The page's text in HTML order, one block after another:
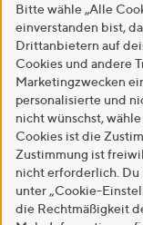
Bitte wähle „Alle
einverstanden bist,
Drittanbietern auf
Cookies und andere
Marketingzwecken
personalisierte und
nicht wünschst,
Cookies ist die
Zustimmung ist
nicht erforderlich.
unter „Cookie-
die Rechtmäßigkeit